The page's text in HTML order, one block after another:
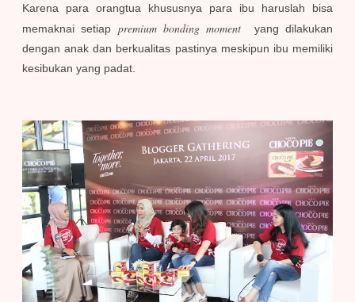
Karena para orangtua khususnya para ibu haruslah bisa
memaknai setiap premium bonding moment
yang dilakukan
dengan anak dan berkualitas pastinya meskipun ibu memiliki
kesibukan yang padat.